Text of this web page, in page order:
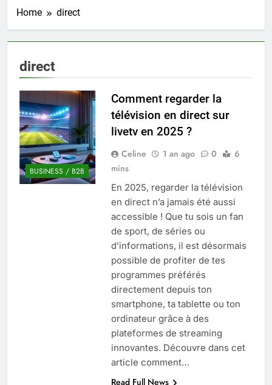
Quel est le salaire de Myriam Seurat en
2025 ?
4 Mois Ago
Okrami : comprendre ses
fonctionnalités clés et avantages
4 Mois Ago
Découvrez notre test d’orientation
gratuit spécialement conçu pour
collégiens et lycéens
4 Mois Ago
Liste complète des marques
rezoactif.com à connaître en 2025
4 Mois Ago
Home direct
direct
BUSINESS / B2B
Comment regarder la
télévision en direct sur
livetv en 2025 ?
Celine 1 an ago 0
6
mins
En 2025, regarder la télévision
en direct n’a jamais été aussi
accessible ! Que tu sois un fan
de sport, de séries ou
d’informations, il est désormais
possible de profiter de tes
programmes préférés
directement depuis ton
smartphone, ta tablette ou ton
ordinateur grâce à des
plateformes de streaming
innovantes. Découvre dans cet
article comment…
Read Full News